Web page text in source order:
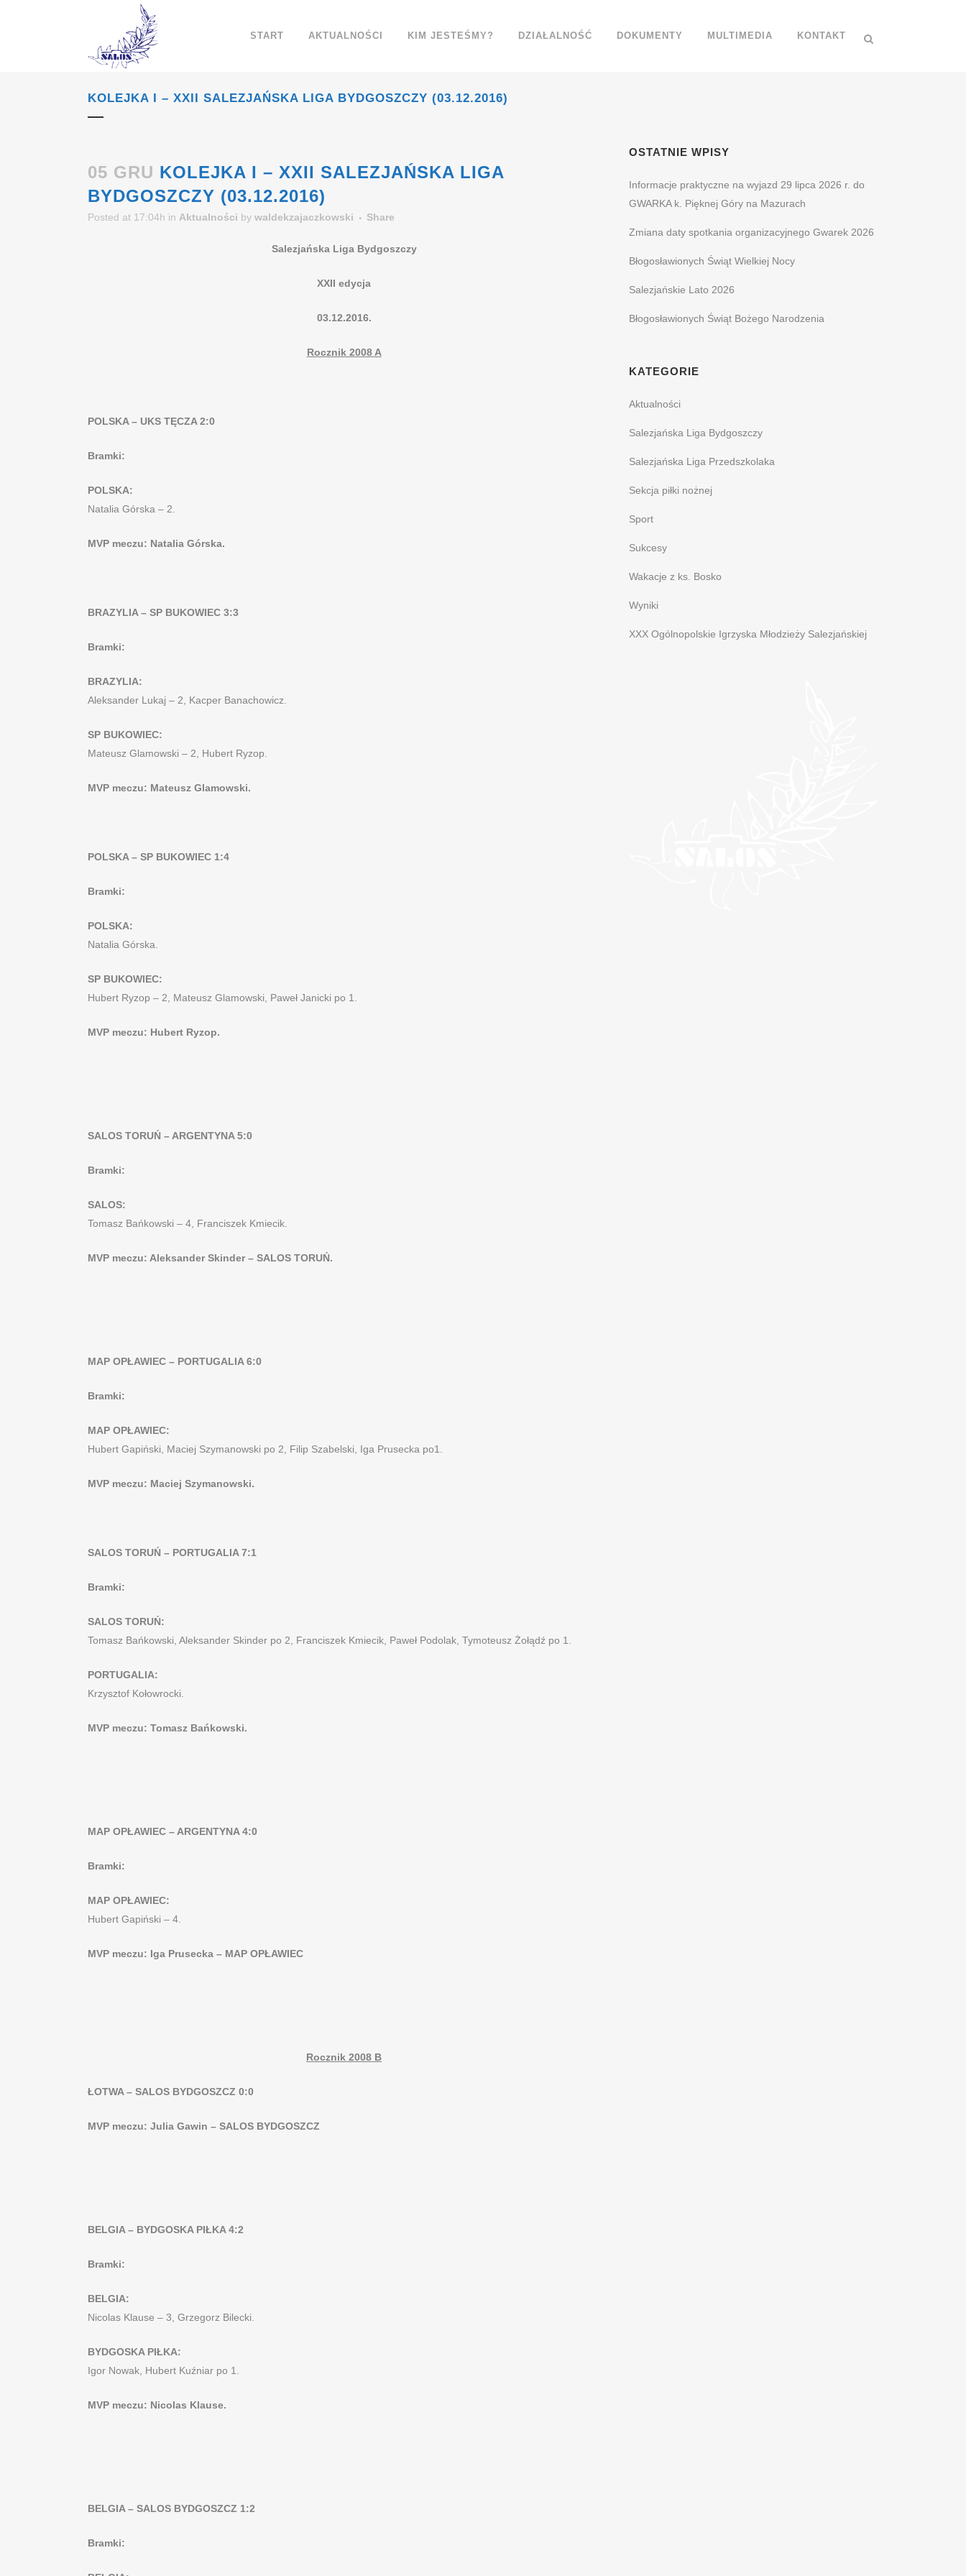
START AKTUALNOŚCI KIM JESTEŚMY? DZIAŁALNOŚĆ DOKUMENTY MULTIMEDIA KONTAKT
KOLEJKA I – XXII SALEZJAŃSKA LIGA BYDGOSZCZY (03.12.2016)
05 GRU KOLEJKA I – XXII SALEZJAŃSKA LIGA
BYDGOSZCZY (03.12.2016)
Posted at 17:04h in Aktualności by waldekzajaczkowski Share
Salezjańska Liga Bydgoszczy
XXII edycja
03.12.2016.
Rocznik 2008 A
POLSKA – UKS TĘCZA 2:0
Bramki:
POLSKA:
Natalia Górska – 2.
MVP meczu: Natalia Górska.
BRAZYLIA – SP BUKOWIEC 3:3
Bramki:
BRAZYLIA:
Aleksander Lukaj – 2, Kacper Banachowicz.
SP BUKOWIEC:
Mateusz Glamowski – 2, Hubert Ryzop.
MVP meczu: Mateusz Glamowski.
POLSKA – SP BUKOWIEC 1:4
Bramki:
POLSKA:
Natalia Górska.
SP BUKOWIEC:
Hubert Ryzop – 2, Mateusz Glamowski, Paweł Janicki po 1.
MVP meczu: Hubert Ryzop.
SALOS TORUŃ – ARGENTYNA 5:0
Bramki:
SALOS:
Tomasz Bańkowski – 4, Franciszek Kmiecik.
MVP meczu: Aleksander Skinder – SALOS TORUŃ.
MAP OPŁAWIEC – PORTUGALIA 6:0
Bramki:
MAP OPŁAWIEC:
Hubert Gapiński, Maciej Szymanowski po 2, Filip Szabelski, Iga Prusecka po1.
MVP meczu: Maciej Szymanowski.
SALOS TORUŃ – PORTUGALIA 7:1
Bramki:
SALOS TORUŃ:
Tomasz Bańkowski, Aleksander Skinder po 2, Franciszek Kmiecik, Paweł Podolak, Tymoteusz Żołądź po 1.
PORTUGALIA:
Krzysztof Kołowrocki.
MVP meczu: Tomasz Bańkowski.
MAP OPŁAWIEC – ARGENTYNA 4:0
Bramki:
MAP OPŁAWIEC:
Hubert Gapiński – 4.
MVP meczu: Iga Prusecka – MAP OPŁAWIEC
Rocznik 2008 B
ŁOTWA – SALOS BYDGOSZCZ 0:0
MVP meczu: Julia Gawin – SALOS BYDGOSZCZ
BELGIA – BYDGOSKA PIŁKA 4:2
Bramki:
BELGIA:
Nicolas Klause – 3, Grzegorz Bilecki.
BYDGOSKA PIŁKA:
Igor Nowak, Hubert Kuźniar po 1.
MVP meczu: Nicolas Klause.
BELGIA – SALOS BYDGOSZCZ 1:2
Bramki:
OSTATNIE WPISY
Informacje praktyczne na wyjazd 29 lipca 2026 r. do
GWARKA k. Pięknej Góry na Mazurach
Zmiana daty spotkania organizacyjnego Gwarek 2026
Błogosławionych Świąt Wielkiej Nocy
Salezjańskie Lato 2026
Błogosławionych Świąt Bożego Narodzenia
KATEGORIE
Aktualności
Salezjańska Liga Bydgoszczy
Salezjańska Liga Przedszkolaka
Sekcja piłki nożnej
Sport
Sukcesy
Wakacje z ks. Bosko
Wyniki
XXX Ogólnopolskie Igrzyska Młodzieży Salezjańskiej